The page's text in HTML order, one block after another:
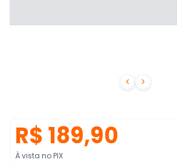
 
R$ 189,90
À vista no PIX